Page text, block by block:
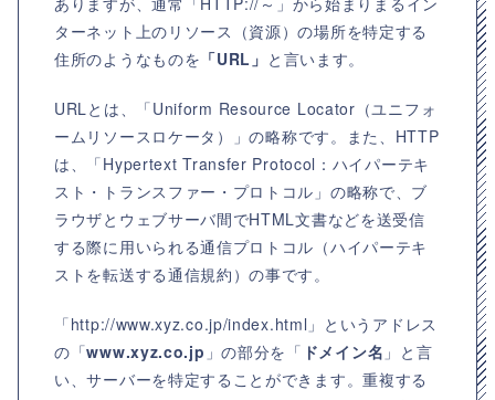
ターネット上のリソース（資源）の場所を特定する
住所のようなものを 「URL」 と言います。
URLとは、「Uniform Resource Locator（ユニフォ
ームリソースロケータ）
」の略称です。また、HTTP
は、「Hypertext Transfer Protocol：ハイパーテキ
スト・トランスファー・プロトコル 」の略称で、ブ
ラウザとウェブサーバ間でHTML文書などを送受信
する際に用いられる通信プロトコル（ハイパーテキ
ストを転送する通信規約）の事です。
「http://www.xyz.co.jp/index.html」というアドレス
の「www.xyz.co.jp 」の部分を「 ドメイン名 」と言
い、サーバーを特定することができます。重複する